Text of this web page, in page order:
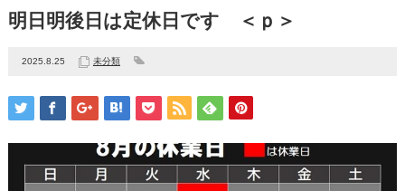
明日明後日は定休日です ＜ｐ＞
2025.8.25 未分類